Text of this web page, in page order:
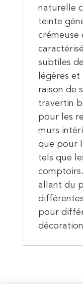
naturelle
teinte
crémeuse
subtiles
légères
raison de
travertin
pour les
murs
que pour
tels que
allant du
pour